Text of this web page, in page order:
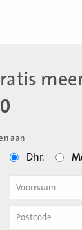
aan
Dhr.